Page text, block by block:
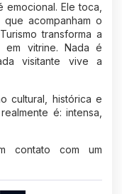
Ele toca,
acompanham o
transforma a
em vitrine. Nada é
visitante vive a
cultural, histórica e
é: intensa,
contato com um